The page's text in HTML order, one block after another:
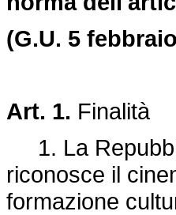
(G.U. 5
Art. 1. Finalità
1. La
riconosce il
formazione